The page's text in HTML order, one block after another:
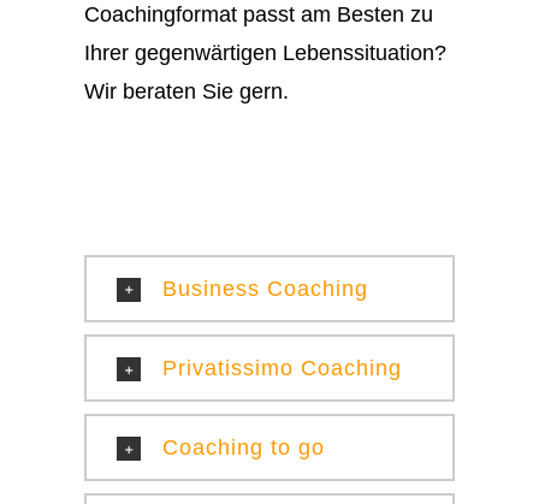
Coachingformat passt am Besten zu
Ihrer gegenwärtigen Lebenssituation?
Wir beraten Sie gern.
Business Coaching
Privatissimo Coaching
Coaching to go